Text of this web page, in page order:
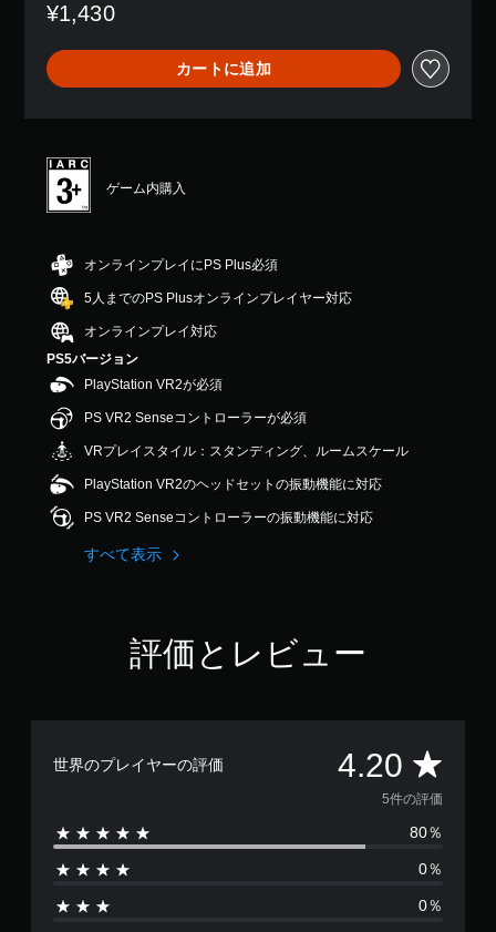
は
、
平
均
5
段
階
の
4
で
す
¥1,430
カートに追加
ゲーム内購入
オンラインプレイにPS Plus必須
5人までのPS Plusオンラインプレイヤー対応
オンラインプレイ対応
PS5バージョン
PlayStation VR2が必須
PS VR2 Senseコントローラーが必須
VRプレイスタイル：スタンディング、ルームスケール
PlayStation VR2のヘッドセットの振動機能に対応
PS VR2 Senseコントローラーの振動機能に対応
すべて表示
評価とレビュー
世界のプレイヤーの評価 4.20 評
価
数
は
5件の評価
80％
0％
0％